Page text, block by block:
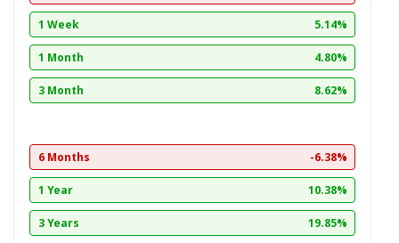
1 Week 5.14%
1 Month 4.80%
3 Month 8.62%
6 Months -6.38%
1 Year 10.38%
3 Years 19.85%